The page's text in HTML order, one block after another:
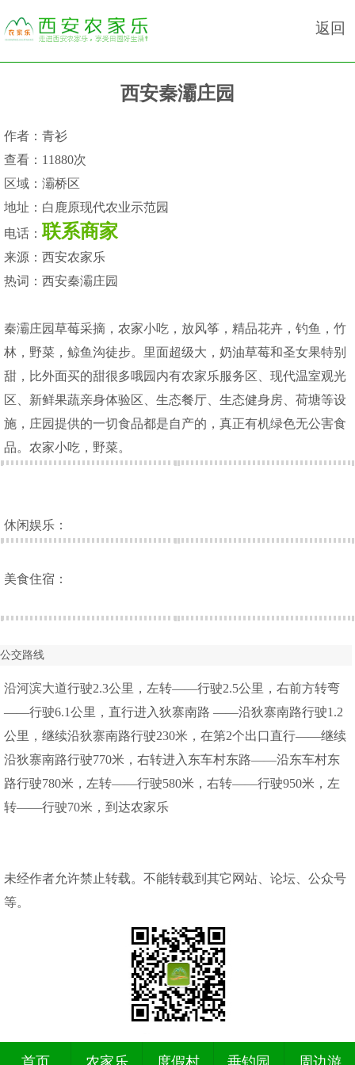
返回
西安秦灞庄园
作者： 青衫
查看： 11880次
区域： 灞桥区
地址： 白鹿原现代农业示范园
电话：联系商家
来源： 西安农家乐
热词： 西安秦灞庄园
秦灞庄园草莓采摘，农家小吃，放风筝，精品花卉，钓鱼，竹
林，野菜，鲸鱼沟徒步。里面超级大，奶油草莓和圣女果特别
甜，比外面买的甜很多哦园内有农家乐服务区、现代温室观光
区、新鲜果蔬亲身体验区、生态餐厅、生态健身房、荷塘等设
施，庄园提供的一切食品都是自产的，真正有机绿色无公害食
品。农家小吃，野菜。
休闲娱乐：
美食住宿：
公交路线
沿河滨大道行驶2.3公里，左转——行驶2.5公里，右前方转弯
——行驶6.1公里，直行进入狄寨南路 ——沿狄寨南路行驶1.2
公里，继续沿狄寨南路行驶230米，在第2个出口直行——继续
沿狄寨南路行驶770米，右转进入东车村东路——沿东车村东
路行驶780米，左转——行驶580米，右转——行驶950米，左
转——行驶70米，到达农家乐
未经作者允许禁止转载。不能转载到其它网站、论坛、公众号
等。
首页 农家乐 度假村 垂钓园 周边游